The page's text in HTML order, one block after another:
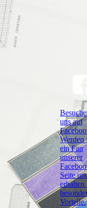
uns auf
Werden
ein Fan
unserer
Seite
erhalten
Vorteile.